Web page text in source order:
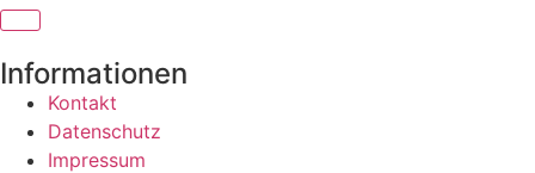
Informationen
Kontakt
Datenschutz
Impressum